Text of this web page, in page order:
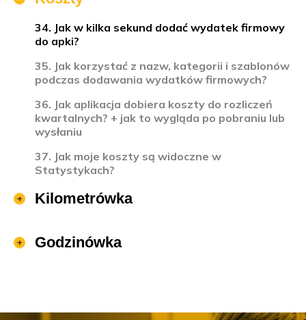
34. Jak w kilka sekund dodać wydatek firmowy
do apki?
35. Jak korzystać z nazw, kategorii i szablonów
podczas dodawania wydatków firmowych?
36. Jak aplikacja dobiera koszty do rozliczeń
kwartalnych? + jak to wygląda po pobraniu lub
wysłaniu
37. Jak moje koszty są widoczne w
Statystykach?
Kilometrówka
Godzinówka